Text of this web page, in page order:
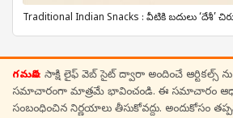
Traditional Indian Snacks : వీటికి బదులు ‘దేశీ’
గమనిక: సాక్షి లైఫ్ వెబ్ సైట్ ద్వారా అందించే ఆర్టికల్స్ ను
సమాచారంగా మాత్రమే భావించండి. ఈ సమాచారం
సంబంధించిన నిర్ణయాలు తీసుకోవద్దు. అందుకోసం